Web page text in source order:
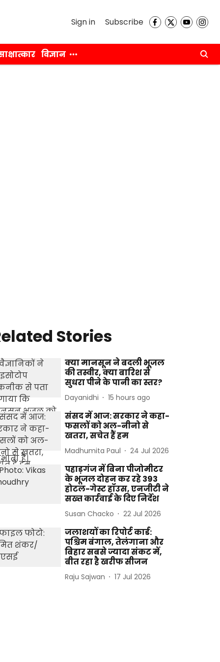
Sign in Subscribe
विज्ञान
Stories
क्या मानसून ने बदली भूजल
की तस्वीर, क्या बारिश से
सुधरा पीने के पानी का स्तर?
Dayanidhi 15 hours ago
संसद में आज: सरकार ने कहा-
फसलों को अल-नीनो से
खतरा, सचेत हैं हम
Madhumita Paul 24 Jul 2026
पहाड़गंज में बिना पीजोमीटर
के भूजल दोहन कर रहे 393
होटल-गेस्ट हॉउस, एनजीटी ने
सख्त कार्रवाई के दिए निर्देश
Susan Chacko 22 Jul 2026
जलाशयों का रिपोर्ट कार्ड:
पश्चिम बंगाल, तेलंगाना और
बिहार सबसे ज्यादा संकट में,
बीत रहा है खरीफ सीजन
Raju Sajwan 17 Jul 2026